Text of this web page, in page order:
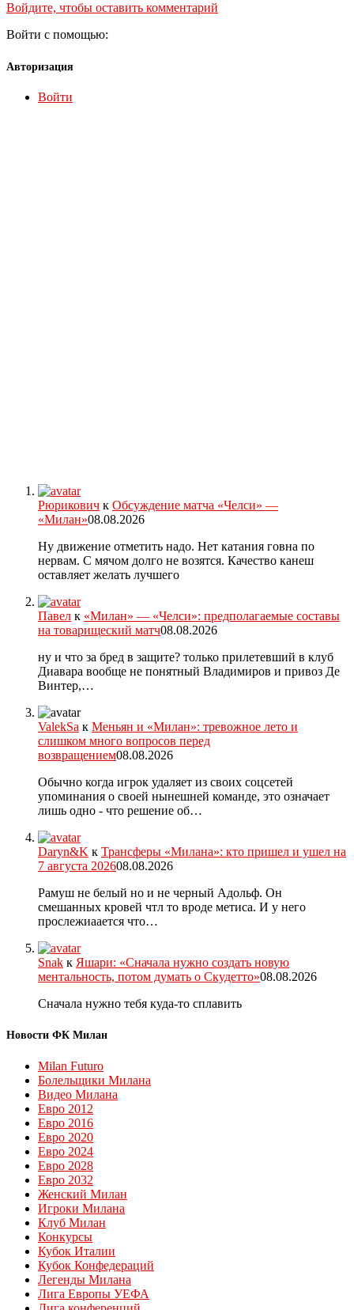
Войдите, чтобы оставить комментарий
Войти с помощью:
Авторизация
Войти
Рюрикович к Обсуждение матча «Челси» —
«Милан»08.08.2026
Ну движение отметить надо. Нет катания говна по
нервам. С мячом долго не возятся. Качество канеш
оставляет желать лучшего
Павел к «Милан» — «Челси»: предполагаемые составы
на товарищеский матч08.08.2026
ну и что за бред в защите? только прилетевший в клуб
Диавара вообще не понятный Владимиров и привоз Де
Винтер,…
ValekSa к Меньян и «Милан»: тревожное лето и
слишком много вопросов перед
возвращением08.08.2026
Обычно когда игрок удаляет из своих соцсетей
упоминания о своей нынешней команде, это означает
лишь одно - что решение об…
Daryn&K к Трансферы «Милана»: кто пришел и ушел на
7 августа 202608.08.2026
Рамуш не белый но и не черный Адольф. Он
смешанных кровей чтл то вроде метиса. И у него
прослежиаается что…
Snak к Яшари: «Сначала нужно создать новую
ментальность, потом думать о Скудетто»08.08.2026
Сначала нужно тебя куда-то сплавить
Новости ФК Милан
Milan Futuro
Болельщики Милана
Видео Милана
Евро 2012
Евро 2016
Евро 2020
Евро 2024
Евро 2028
Евро 2032
Женский Милан
Игроки Милана
Клуб Милан
Конкурсы
Кубок Италии
Кубок Конфедераций
Легенды Милана
Лига Европы УЕФА